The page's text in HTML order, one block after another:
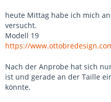
heute Mittag habe ich mich
versucht.
Modell 19
https://
Nach der Anprobe hat sich
ist und gerade an der Taille
könnte.